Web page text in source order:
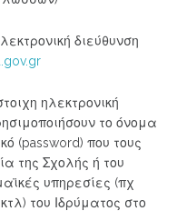
διεύθυνση
ηλεκτρονική
το όνομα
(password) που τους
της Σχολής ή του
υπηρεσίες (πχ
του Ιδρύματος στο